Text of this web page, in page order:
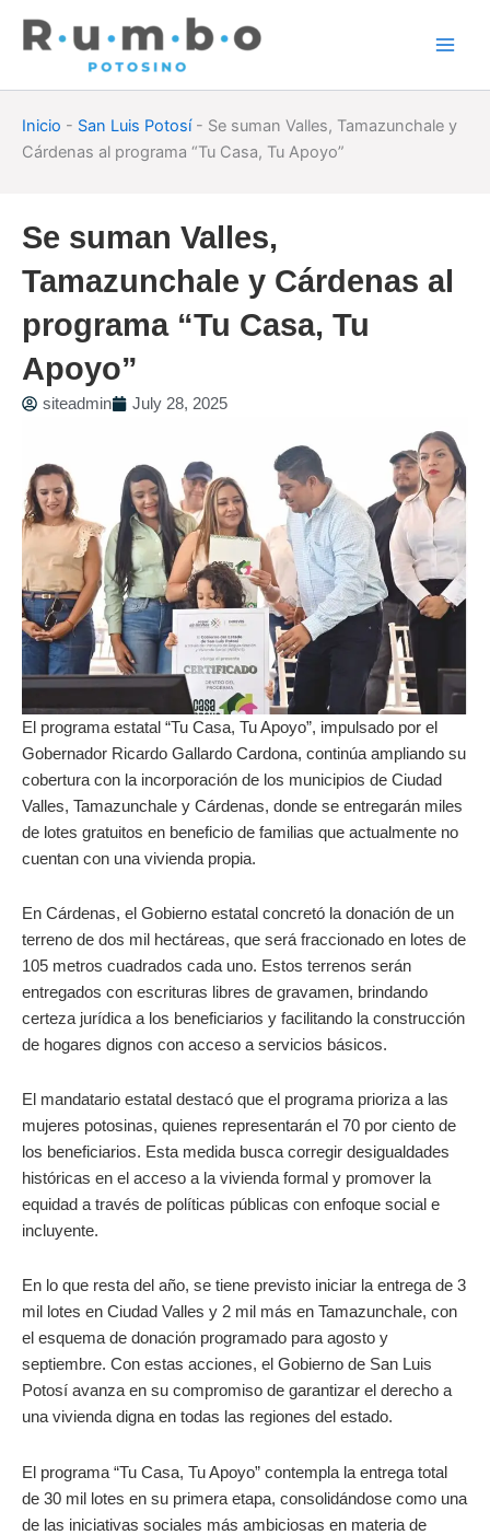
Inicio - San Luis Potosí- Se suman Valles, Tamazunchale y
Cárdenas al programa “Tu Casa, Tu Apoyo”
Se suman Valles,
Tamazunchale y Cárdenas al
programa “Tu Casa, Tu
Apoyo”
siteadmin July 28, 2025
El programa estatal “Tu Casa, Tu Apoyo”, impulsado por el
Gobernador Ricardo Gallardo Cardona, continúa ampliando su
cobertura con la incorporación de los municipios de Ciudad
Valles, Tamazunchale y Cárdenas, donde se entregarán miles
de lotes gratuitos en beneficio de familias que actualmente no
cuentan con una vivienda propia.
En Cárdenas, el Gobierno estatal concretó la donación de un
terreno de dos mil hectáreas, que será fraccionado en lotes de
105 metros cuadrados cada uno. Estos terrenos serán
entregados con escrituras libres de gravamen, brindando
certeza jurídica a los beneficiarios y facilitando la construcción
de hogares dignos con acceso a servicios básicos.
El mandatario estatal destacó que el programa prioriza a las
mujeres potosinas, quienes representarán el 70 por ciento de
los beneficiarios. Esta medida busca corregir desigualdades
históricas en el acceso a la vivienda formal y promover la
equidad a través de políticas públicas con enfoque social e
incluyente.
En lo que resta del año, se tiene previsto iniciar la entrega de 3
mil lotes en Ciudad Valles y 2 mil más en Tamazunchale, con
el esquema de donación programado para agosto y
septiembre. Con estas acciones, el Gobierno de San Luis
Potosí avanza en su compromiso de garantizar el derecho a
una vivienda digna en todas las regiones del estado.
El programa “Tu Casa, Tu Apoyo” contempla la entrega total
de 30 mil lotes en su primera etapa, consolidándose como una
de las iniciativas sociales más ambiciosas en materia de